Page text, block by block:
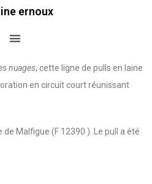
ernoux
nuages, cette ligne de pulls en laine
en circuit court réunissant
Malfigue (F 12390 ). Le pull a été